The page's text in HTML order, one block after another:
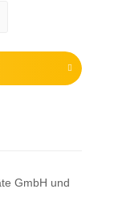
GmbH und